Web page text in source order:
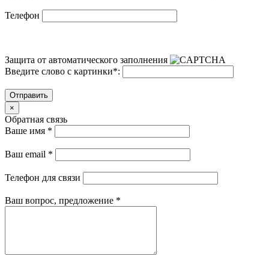
Телефон
Защита от автоматического заполнения
Введите слово с картинки*:
Отправить
×
Обратная связь
Ваше имя *
Ваш email *
Телефон для связи
Ваш вопрос, предложение *